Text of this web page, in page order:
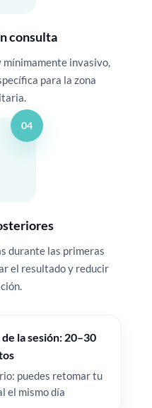
consulta
invasivo,
para la zona
04
durante las primeras
el resultado y reducir
la sesión: 20–30
puedes retomar tu
el mismo día